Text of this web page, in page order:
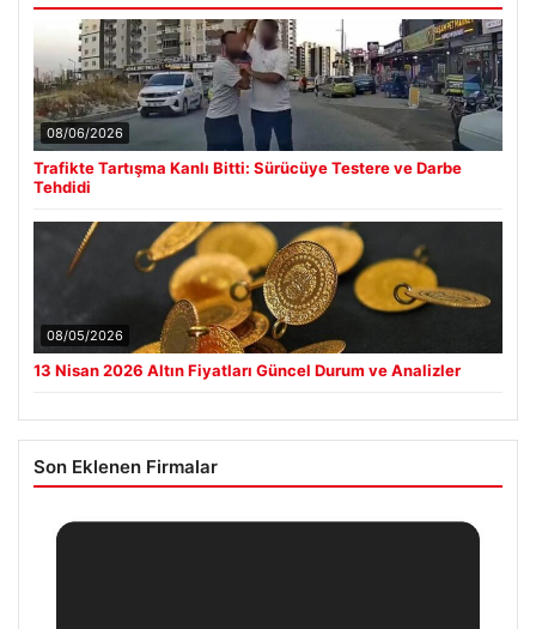
08/06/2026
Trafikte Tartışma Kanlı Bitti: Sürücüye Testere ve Darbe
Tehdidi
08/05/2026
13 Nisan 2026 Altın Fiyatları Güncel Durum ve Analizler
Son Eklenen Firmalar